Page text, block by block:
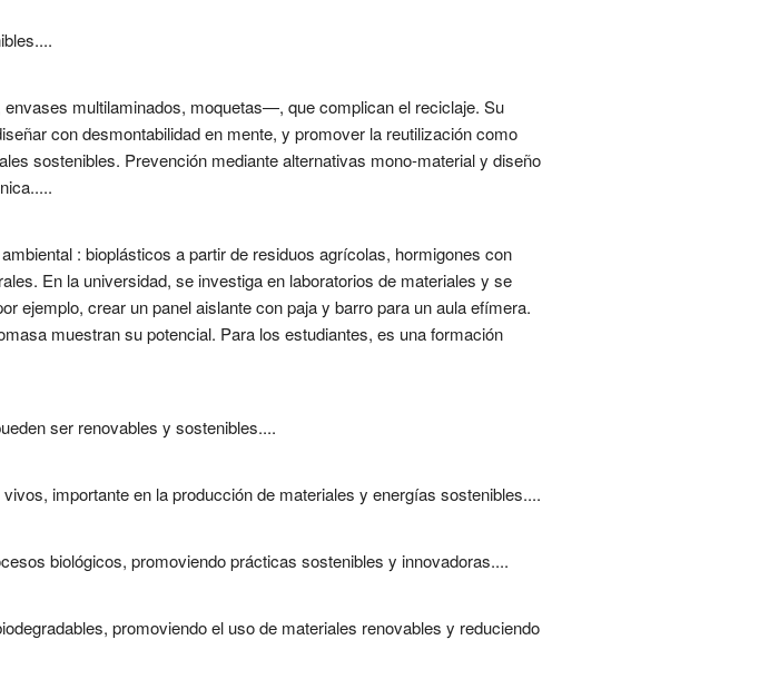
multilaminados, moquetas—, que complican el reciclaje. Su
con desmontabilidad en mente, y promover la reutilización como
sostenibles. Prevención mediante alternativas mono-material y diseño
: bioplásticos a partir de residuos agrícolas, hormigones con
En la universidad, se investiga en laboratorios de materiales y se
ejemplo, crear un panel aislante con paja y barro para un aula efímera.
muestran su potencial. Para los estudiantes, es una formación
ser renovables y sostenibles....
importante en la producción de materiales y energías sostenibles....
biológicos, promoviendo prácticas sostenibles y innovadoras....
promoviendo el uso de materiales renovables y reduciendo